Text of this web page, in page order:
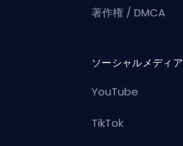
著作権 / DMCA
ソーシャルメディア
YouTube
TikTok